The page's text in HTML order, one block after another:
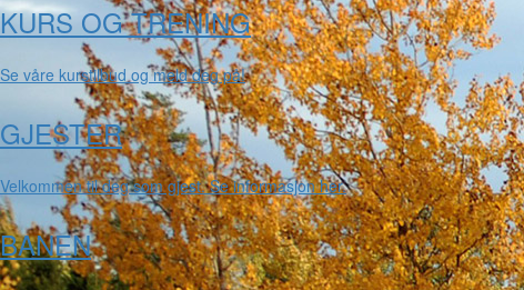
KURS OG TRENING
Se våre kurstilbud og meld deg på!
GJESTER
Velkommen til deg som gjest. Se informasjon her.
BANEN